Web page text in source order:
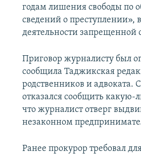
годам лишения свободы по
сведений о преступлении»,
деятельности запрещенной
Приговор журналисту был
сообщила Таджикская
родственников и адвоката.
отказался сообщить
что журналист отверг
незаконном
Ранее прокурор требовал